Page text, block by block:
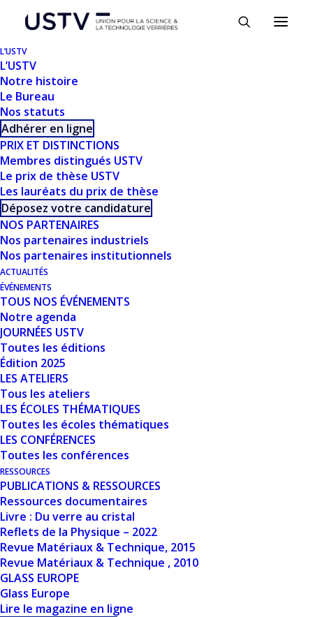
L’USTV
L’USTV
Notre histoire
Le Bureau
Nos statuts
Adhérer en ligne
PRIX ET DISTINCTIONS
Membres distingués USTV
Le prix de thèse USTV
Les lauréats du prix de thèse
Déposez votre candidature
NOS PARTENAIRES
Nos partenaires industriels
Nos partenaires institutionnels
ACTUALITÉS
ÉVÉNEMENTS
TOUS NOS ÉVÉNEMENTS
Notre agenda
JOURNÉES USTV
Toutes les éditions
Édition 2025
LES ATELIERS
Tous les ateliers
LES ÉCOLES THÉMATIQUES
Toutes les écoles thématiques
LES CONFÉRENCES
Toutes les conférences
RESSOURCES
PUBLICATIONS & RESSOURCES
Ressources documentaires
Livre : Du verre au cristal
Reflets de la Physique – 2022
Revue Matériaux & Technique, 2015
Revue Matériaux & Technique , 2010
GLASS EUROPE
Glass Europe
Lire le magazine en ligne
TÉLÉCHARGER
Télécharger
Nombre de fichiers
Date de création
Dernière mise à
jour
MODELING OF
MELTS AND
GLASSES BY MD
SIMULATION - B.
GUILLOT